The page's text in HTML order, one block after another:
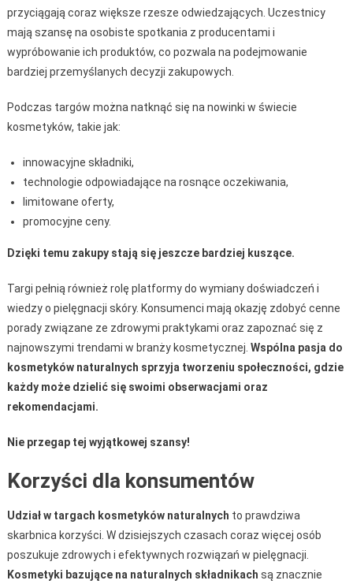
przyciągają coraz większe rzesze odwiedzających. Uczestnicy
mają szansę na osobiste spotkania z producentami i
wypróbowanie ich produktów, co pozwala na podejmowanie
bardziej przemyślanych decyzji zakupowych.
Podczas targów można natknąć się na nowinki w świecie
kosmetyków, takie jak:
innowacyjne składniki,
technologie odpowiadające na rosnące oczekiwania,
limitowane oferty,
promocyjne ceny.
Dzięki temu zakupy stają się jeszcze bardziej kuszące.
Targi pełnią również rolę platformy do wymiany doświadczeń i
wiedzy o pielęgnacji skóry. Konsumenci mają okazję zdobyć cenne
porady związane ze zdrowymi praktykami oraz zapoznać się z
najnowszymi trendami w branży kosmetycznej. Wspólna pasja do
kosmetyków naturalnych sprzyja tworzeniu społeczności, gdzie
każdy może dzielić się swoimi obserwacjami oraz
rekomendacjami.
Nie przegap tej wyjątkowej szansy!
Korzyści dla konsumentów
Udział w targach kosmetyków naturalnych to prawdziwa
skarbnica korzyści. W dzisiejszych czasach coraz więcej osób
poszukuje zdrowych i efektywnych rozwiązań w pielęgnacji.
Kosmetyki bazujące na naturalnych składnikach są znacznie